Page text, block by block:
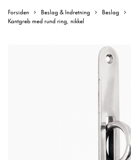
Forsiden Beslag & Indretning Beslag
Kantgreb med rund ring, nikkel